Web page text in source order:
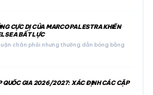
CỰC DỊ CỦA MARCO PALESTRA KHIẾN
BẤT LỰC
chân phải nhưng thường dẫn bóng bằng
QUỐC GIA 2026/2027: XÁC ĐỊNH CÁC CẶP